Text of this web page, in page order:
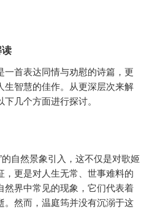
一首表达同情与劝慰的诗篇，更
生智慧的佳作。从更深层次来解
几个方面进行探讨。
自然景象引入，这不仅是对歌姬
，更是对人生无常、世事难料的
然界中常见的现象，它们代表着
。然而，温庭筠并没有沉溺于这